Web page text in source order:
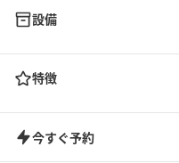
設備
特徴
今すぐ予約